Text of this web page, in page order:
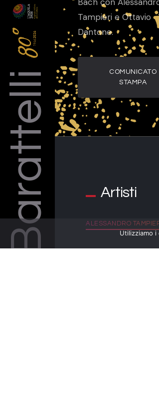
Barattelli
Tampieri e Ottavio
Dantone.
COMUNICATO
STAMPA
Artisti
ALESSANDRO
Utilizziamo